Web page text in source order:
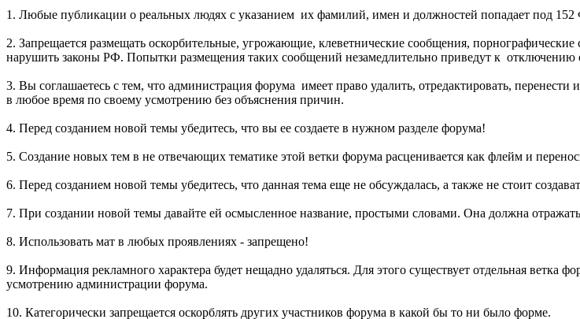
1. Любые публикации о реальных людях с указанием их фамилий, имен и должностей попадает под
2. Запрещается размещать оскорбительные, угрожающие, клеветнические сообщения,
нарушить законы РФ. Попытки размещения таких сообщений незамедлительно приведут к отключению
3. Вы соглашаетесь с тем, что администрация форума имеет право удалить, отредактировать,
в любое время по своему усмотрению без объяснения причин.
4. Перед созданием новой темы убедитесь, что вы ее создаете в нужном разделе форума!
5. Создание новых тем в не отвечающих тематике этой ветки форума расценивается как флейм и
6. Перед созданием новой темы убедитесь, что данная тема еще не обсуждалась, а также не стоит
7. При создании новой темы давайте ей осмысленное название, простыми словами. Она должна
8. Использовать мат в любых проявлениях - запрещено!
9. Информация рекламного характера будет нещадно удаляться. Для этого существует отдельная
усмотрению администрации форума.
10. Категорически запрещается оскорблять других участников форума в какой бы то ни было форме.